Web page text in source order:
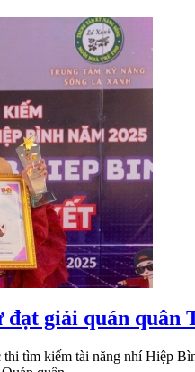
đạt giải quán quân
tìm kiếm tài năng nhí Hiệp